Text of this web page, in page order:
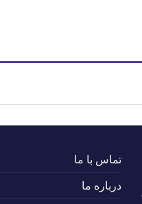
تماس با ما
درباره ما